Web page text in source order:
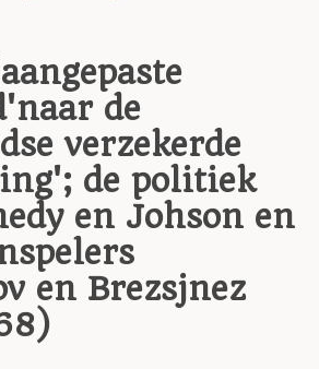
de
verzekerde
de politiek
en Johson en
en Brezsjnez